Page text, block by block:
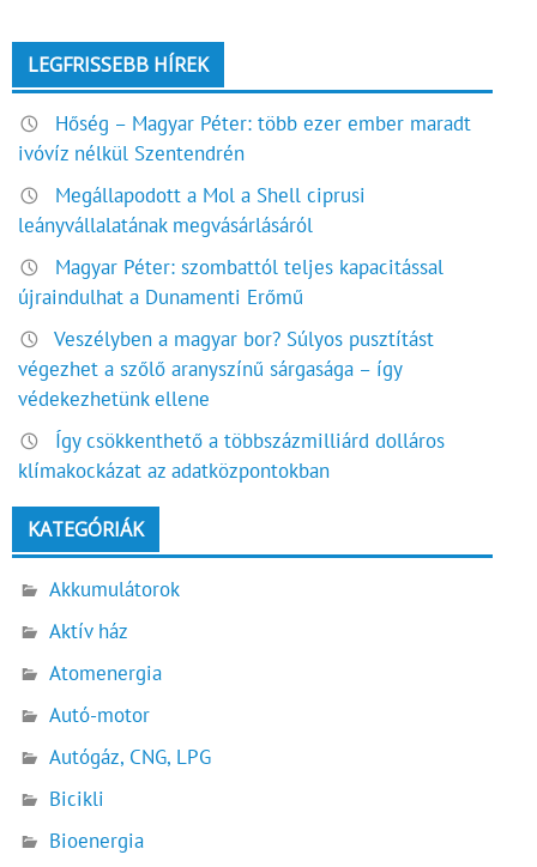
LEGFRISSEBB HÍREK
Hőség – Magyar Péter: több ezer ember maradt
ivóvíz nélkül Szentendrén
Megállapodott a Mol a Shell ciprusi
leányvállalatának megvásárlásáról
Magyar Péter: szombattól teljes kapacitással
újraindulhat a Dunamenti Erőmű
Veszélyben a magyar bor? Súlyos pusztítást
végezhet a szőlő aranyszínű sárgasága – így
védekezhetünk ellene
Így csökkenthető a többszázmilliárd dolláros
klímakockázat az adatközpontokban
KATEGÓRIÁK
Akkumulátorok
Aktív ház
Atomenergia
Autó-motor
Autógáz, CNG, LPG
Bicikli
Bioenergia